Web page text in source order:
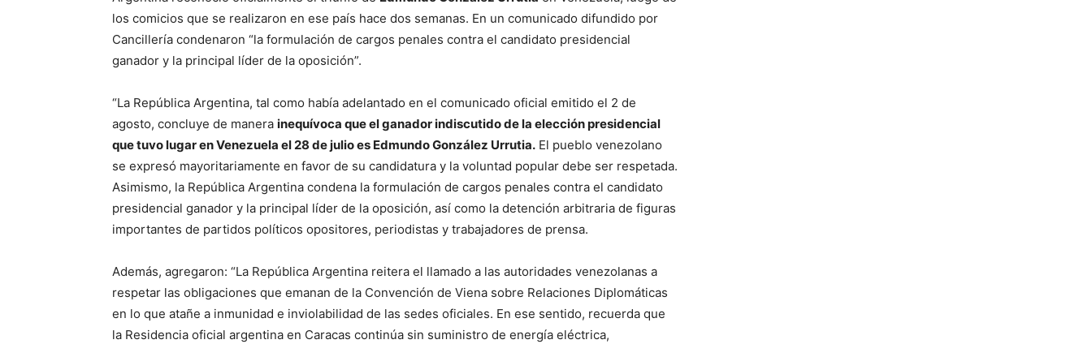
los comicios que se realizaron en ese país hace dos semanas. En un comunicado difundido por
Cancillería condenaron “la formulación de cargos penales contra el candidato presidencial
ganador y la principal líder de la oposición”.
“La República Argentina, tal como había adelantado en el comunicado oficial emitido el 2 de
agosto, concluye de manera inequívoca que el ganador indiscutido de la elección presidencial
que tuvo lugar en Venezuela el 28 de julio es Edmundo González Urrutia. El pueblo venezolano
se expresó mayoritariamente en favor de su candidatura y la voluntad popular debe ser respetada.
Asimismo, la República Argentina condena la formulación de cargos penales contra el candidato
presidencial ganador y la principal líder de la oposición, así como la detención arbitraria de figuras
importantes de partidos políticos opositores, periodistas y trabajadores de prensa.
Además, agregaron: “La República Argentina reitera el llamado a las autoridades venezolanas a
respetar las obligaciones que emanan de la Convención de Viena sobre Relaciones Diplomáticas
en lo que atañe a inmunidad e inviolabilidad de las sedes oficiales. En ese sentido, recuerda que
la Residencia oficial argentina en Caracas continúa sin suministro de energía eléctrica,